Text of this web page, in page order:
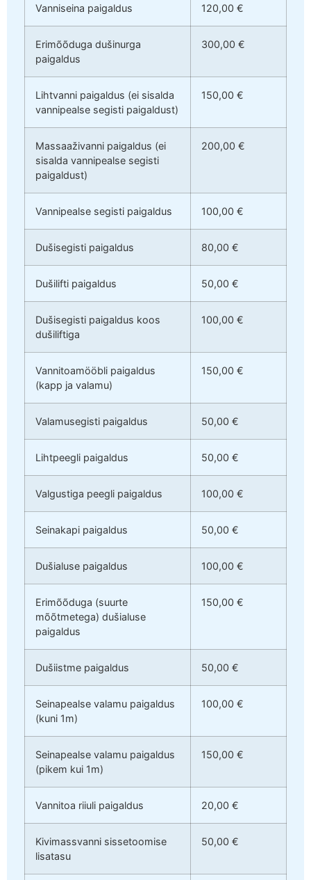
Vanniseina paigaldus 120,00 €
Erimõõduga dušinurga
paigaldus
300,00 €
Lihtvanni paigaldus (ei sisalda
vannipealse segisti paigaldust)
150,00 €
Massaaživanni paigaldus (ei
sisalda vannipealse segisti
paigaldust)
200,00 €
Vannipealse segisti paigaldus 100,00 €
Dušisegisti paigaldus 80,00 €
Dušilifti paigaldus 50,00 €
Dušisegisti paigaldus koos
dušiliftiga
100,00 €
Vannitoamööbli paigaldus
(kapp ja valamu)
150,00 €
Valamusegisti paigaldus 50,00 €
Lihtpeegli paigaldus 50,00 €
Valgustiga peegli paigaldus 100,00 €
Seinakapi paigaldus 50,00 €
Dušialuse paigaldus 100,00 €
Erimõõduga (suurte
mõõtmetega) dušialuse
paigaldus
150,00 €
Dušiistme paigaldus 50,00 €
Seinapealse valamu paigaldus
(kuni 1m)
100,00 €
Seinapealse valamu paigaldus
(pikem kui 1m)
150,00 €
Vannitoa riiuli paigaldus 20,00 €
Kivimassvanni sissetoomise
lisatasu
50,00 €